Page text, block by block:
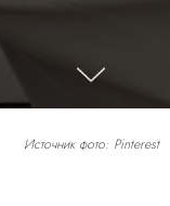
Источник фото: Pinterest